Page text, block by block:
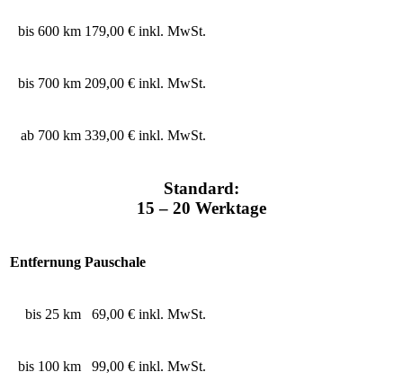
bis 600 km 179,00 € inkl. MwSt.
bis 700 km 209,00 € inkl. MwSt.
ab 700 km 339,00 € inkl. MwSt.
Standard:
15 – 20 Werktage
Entfernung Pauschale
bis 25 km 69,00 € inkl. MwSt.
bis 100 km 99,00 € inkl. MwSt.